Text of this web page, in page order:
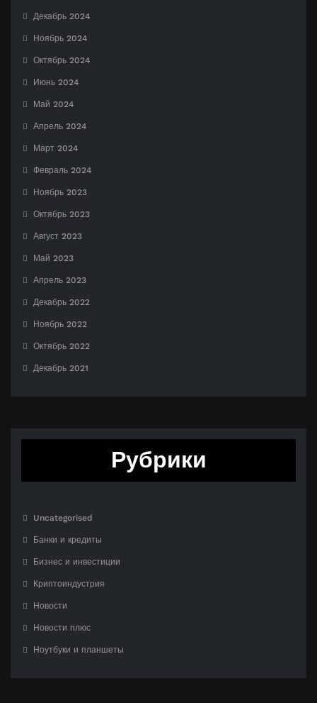
Декабрь 2024
Ноябрь 2024
Октябрь 2024
Июнь 2024
Май 2024
Апрель 2024
Март 2024
Февраль 2024
Ноябрь 2023
Октябрь 2023
Август 2023
Май 2023
Апрель 2023
Декабрь 2022
Ноябрь 2022
Октябрь 2022
Декабрь 2021
Рубрики
Uncategorised
Банки и кредиты
Бизнес и инвестиции
Криптоиндустрия
Новости
Новости плюс
Ноутбуки и планшеты